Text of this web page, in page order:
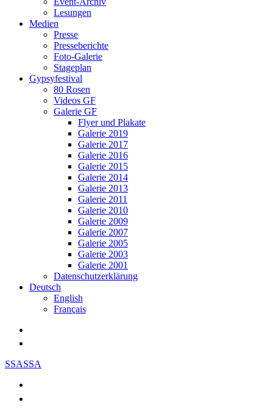
Lesungen
Medien
Presse
Presseberichte
Foto-Galerie
Stageplan
Gypsyfestival
80 Rosen
Videos GF
Galerie GF
Flyer und Plakate
Galerie 2019
Galerie 2017
Galerie 2016
Galerie 2015
Galerie 2014
Galerie 2013
Galerie 2011
Galerie 2010
Galerie 2009
Galerie 2007
Galerie 2005
Galerie 2003
Galerie 2001
Datenschutzerklärung
Deutsch
English
Français
SSASSA